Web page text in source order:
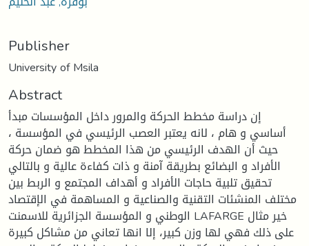
Publisher
University of Msila
Abstract
إن دراسة مخطط الحركة والمرور داخل المؤسسات مبدأ
أساسي و هام ، لانه يعتبر العصب الرئيسي في المؤسسة ،
حيث أن الهدف الرئيسي من هذا المخطط هو ضمان حركة
الأفراد و البضائع بطريقة آمنة و ذات كفاءة عالية و بالتالي
تحقيق تلبية حاجات الأفراد و أهداف المجتمع و الربط بين
مختلف المنشئات التقنية والصناعية و المساهمة في الإقتصاد
الوطني و المؤسسة الجزائرية للاسمنت LAFARGE خير مثال
على ذلك فهي لها وزن كبير، إلا انها تعاني من مشاكل كبيرة